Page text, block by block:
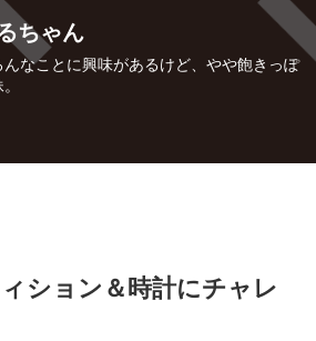
ちゃん
んなことに興味があるけど、やや飽きっぽ
ィション＆時計にチャレ